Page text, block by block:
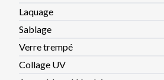
Laquage
Sablage
Verre trempé
Collage UV